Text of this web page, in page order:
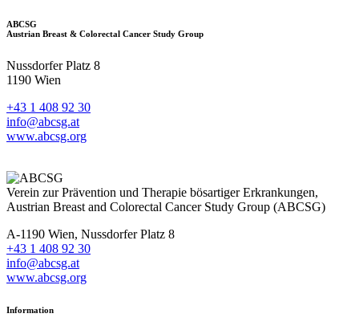
ABCSG
Austrian Breast & Colorectal Cancer Study Group
Nussdorfer Platz 8
1190 Wien
+43 1 408 92 30
info@abcsg.at
www.abcsg.org
Verein zur Prävention und Therapie bösartiger Erkrankungen,
Austrian Breast and Colorectal Cancer Study Group (ABCSG)
A-1190 Wien, Nussdorfer Platz 8
+43 1 408 92 30
info@abcsg.at
www.abcsg.org
Information